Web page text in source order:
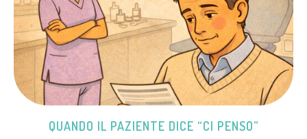
QUANDO IL PAZIENTE DICE “CI PENSO”